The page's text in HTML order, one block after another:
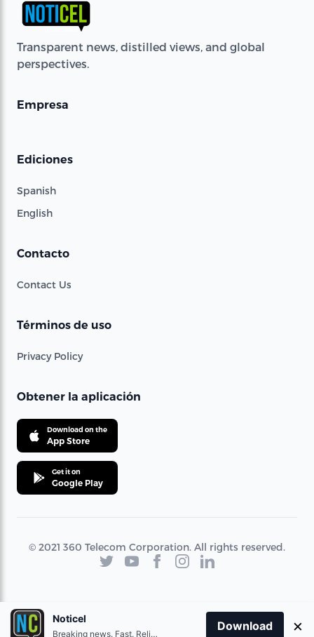
Transparent news, distilled views, and global
perspectives.
Empresa
Ediciones
Spanish
English
Contacto
Contact Us
Términos de uso
Privacy Policy
Obtener la aplicación
Download on the
App Store
Get it on
Google Play
© 2021 360 Telecom Corporation. All rights reserved.
Noticel
Breaking news. Fast. Reliable.
Download ×